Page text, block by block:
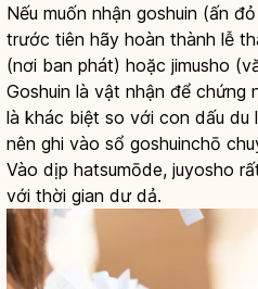
Nếu muốn nhận goshuin (ấn
trước tiên hãy hoàn thành lễ
(nơi ban phát) hoặc jimusho
Goshuin là vật nhận để chứng
là khác biệt so với con dấu du
nên ghi vào sổ goshuinchō
Vào dịp hatsumōde, juyosho
với thời gian dư dả.